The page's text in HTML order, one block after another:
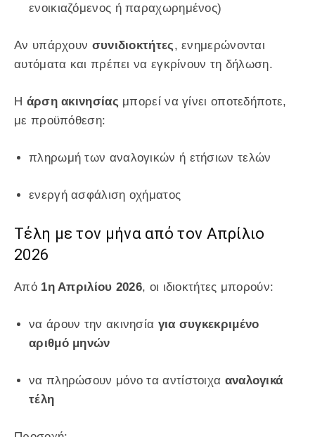
ενοικιαζόμενος ή παραχωρημένος)
Αν υπάρχουν συνιδιοκτήτες, ενημερώνονται
αυτόματα και πρέπει να εγκρίνουν τη δήλωση.
Η άρση ακινησίας μπορεί να γίνει οποτεδήποτε,
με προϋπόθεση:
πληρωμή των αναλογικών ή ετήσιων τελών
ενεργή ασφάλιση οχήματος
Τέλη με τον μήνα από τον Απρίλιο
2026
Από 1η Απριλίου 2026, οι ιδιοκτήτες μπορούν:
να άρουν την ακινησία για συγκεκριμένο
αριθμό μηνών
να πληρώσουν μόνο τα αντίστοιχα αναλογικά
τέλη